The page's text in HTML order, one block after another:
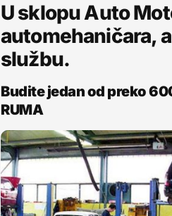
U sklopu Auto
automehaničara,
službu.
Budite jedan od preko
RUMA